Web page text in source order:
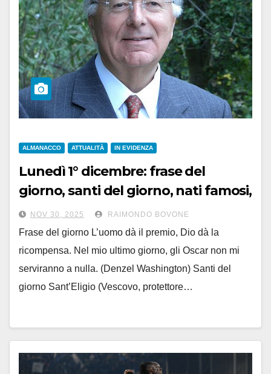
ALMANACCO ATTUALITÀ IN EVIDENZA
Lunedì 1° dicembre: frase del
giorno, santi del giorno, nati famosi,
accadde oggi
NOV 30, 2025 RAIMONDO BOVONE
Frase del giorno L’uomo dà il premio, Dio dà la
ricompensa. Nel mio ultimo giorno, gli Oscar non mi
serviranno a nulla. (Denzel Washington) Santi del
giorno Sant’Eligio (Vescovo, protettore…